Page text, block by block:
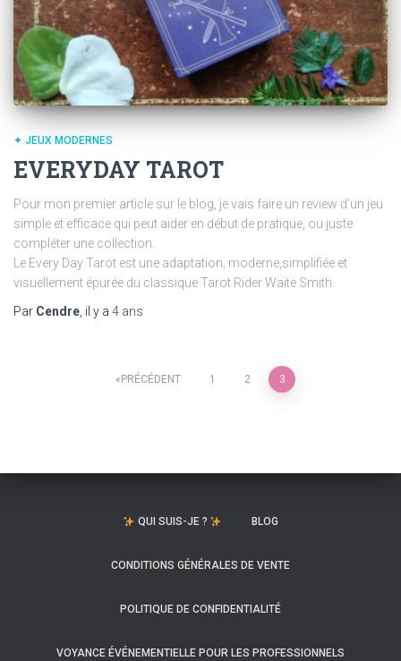
✦ JEUX MODERNES
EVERYDAY TAROT
Pour mon premier article sur le blog, je vais faire un review d’un jeu
simple et efficace qui peut aider en début de pratique, ou juste
compléter une collection.
Le Every Day Tarot est une adaptation, moderne,simplifiée et
visuellement épurée du classique Tarot Rider Waite Smith.
Par Cendre, il y a 4 ans
Pagination
publications
PRÉCÉDENT 1 2 3
QUI SUIS-JE ? BLOG
CONDITIONS GÉNÉRALES DE VENTE
POLITIQUE DE CONFIDENTIALITÉ
VOYANCE ÉVÉNEMENTIELLE POUR LES PROFESSIONNELS